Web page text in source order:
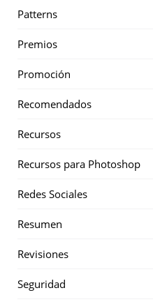
Patterns
Premios
Promoción
Recomendados
Recursos
Recursos para Photoshop
Redes Sociales
Resumen
Revisiones
Seguridad